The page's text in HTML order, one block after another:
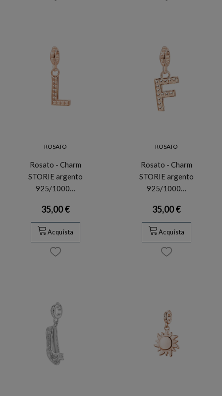
ROSATO
Rosato - Charm
STORIE argento
925/1000…
35,00 €
Acquista
ROSATO
Rosato - Charm
STORIE argento
925/1000…
35,00 €
Acquista